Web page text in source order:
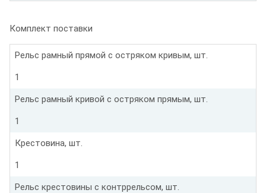
Комплект поставки
Рельс рамный прямой с остряком кривым, шт.
1
Рельс рамный кривой с остряком прямым, шт.
1
Крестовина, шт.
1
Рельс крестовины с контррельсом, шт.